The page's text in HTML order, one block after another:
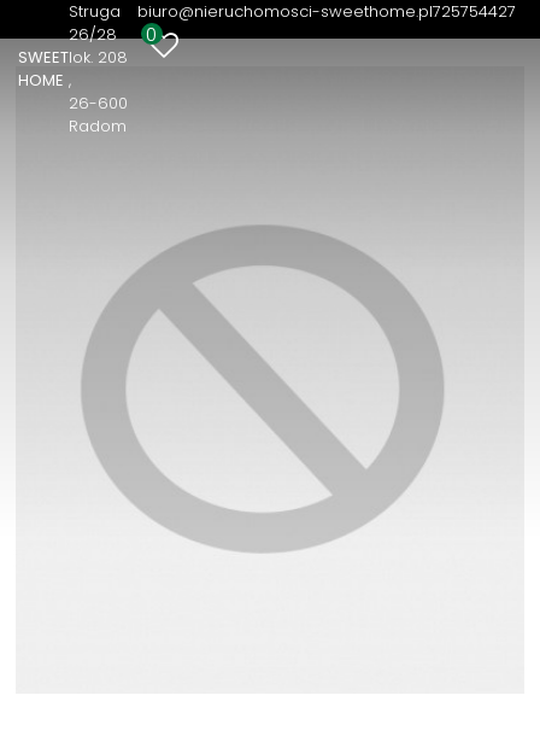
SWEET
HOME
Struga
26/28
lok. 208
26-600
Radom
biuro@nieruchomosci-sweethome.pl725754427
0